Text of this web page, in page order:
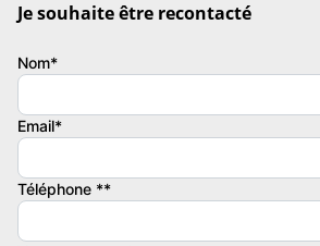
!! GARANTIE 6 MOIS MOTEUR - BOITE !!
!! TVA RECUPERABLE SUR CE VEHICULE !!
- 229 000 KM
Je souhaite être recontacté
Nom*
Email*
Téléphone **